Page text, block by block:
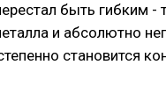
быть гибким -
и абсолютно
становится